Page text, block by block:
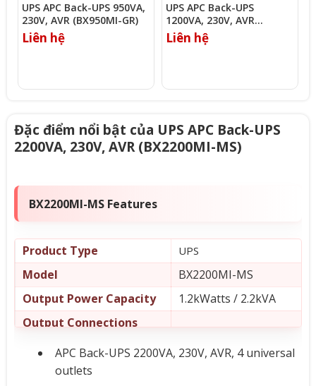
UPS APC Back-UPS 950VA,
230V, AVR (BX950MI-GR)
Liên hệ
UPS APC Back-UPS
1200VA, 230V, AVR
(BX1200MI-AR)
Liên hệ
Đặc điểm nổi bật của UPS APC Back-UPS
2200VA, 230V, AVR (BX2200MI-MS)
BX2200MI-MS Features
Product Type UPS
Model
BX2200MI-MS
Output Power Capacity
1.2kWatts / 2.2kVA
Output Connections
Nominal Output Voltage
230V
Nominal Input Voltage
APC Back-UPS 2200VA, 230V, AVR, 4 universal
outlets